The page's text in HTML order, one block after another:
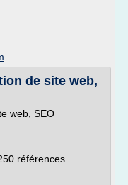
de site web,
web, SEO
références